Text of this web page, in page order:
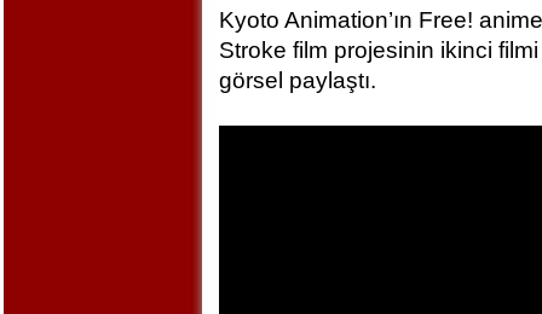
Kyoto Animation’ın Free!
Stroke film projesinin ikinci
görsel paylaştı.